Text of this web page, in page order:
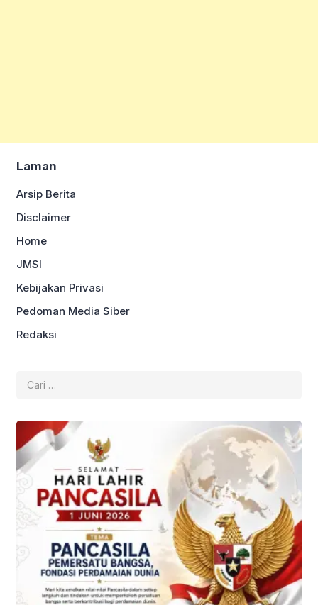
Laman
Arsip Berita
Disclaimer
Home
JMSI
Kebijakan Privasi
Pedoman Media Siber
Redaksi
untuk: